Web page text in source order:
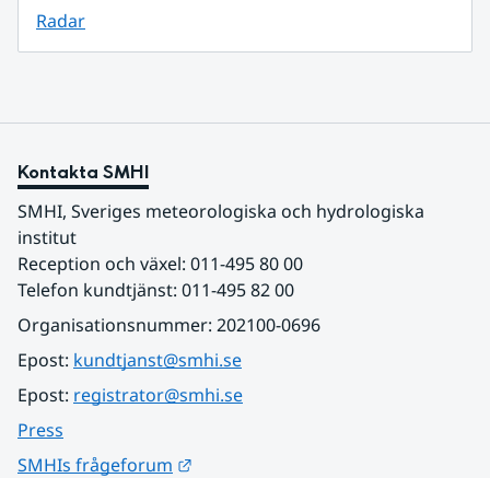
Radar
Kontakta SMHI
SMHI, Sveriges meteorologiska och hydrologiska
institut
Reception och växel: 011-495 80 00
Telefon kundtjänst: 011-495 82 00
Organisationsnummer: 202100-0696
Epost: kundtjanst@smhi.se
Epost: registrator@smhi.se
Press
SMHIs frågeforum